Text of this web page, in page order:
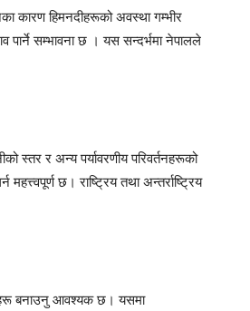
कारण हिमनदीहरूको अवस्था गम्भीर
पार्ने सम्भावना छ । यस सन्दर्भमा नेपालले
स्तर र अन्य पर्यावरणीय परिवर्तनहरूको
छ। राष्ट्रिय तथा अन्तर्राष्ट्रिय
बनाउनु आवश्यक छ। यसमा